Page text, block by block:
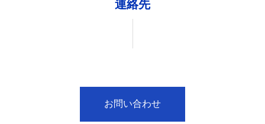
連絡先
お問い合わせ